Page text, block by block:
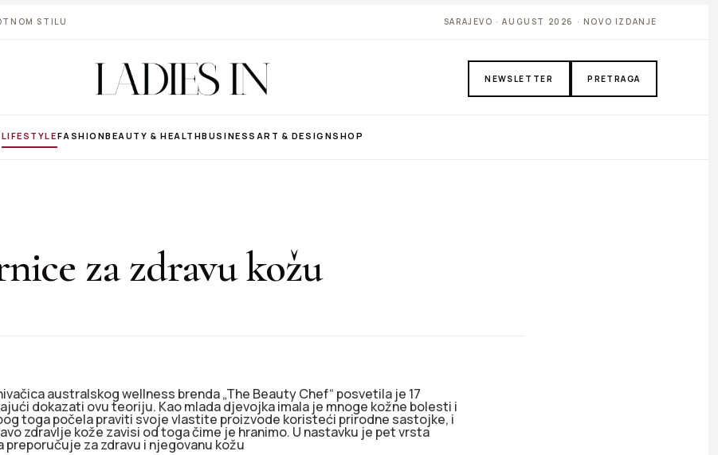
STILU SARAJEVO · AUGUST 2026 · NOVO IZDANJE
NEWSLETTER PRETRAGA
LIFESTYLEFASHIONBEAUTY & HEALTHBUSINESS ART & DESIGNSHOP
za zdravu kožu
australskog wellness brenda „The Beauty Chef“ posvetila je 17
dokazati ovu teoriju. Kao mlada djevojka imala je mnoge kožne bolesti i
toga počela praviti svoje vlastite proizvode koristeći prirodne sastojke, i
zdravlje kože zavisi od toga čime je hranimo. U nastavku je pet vrsta
preporučuje za zdravu i njegovanu kožu